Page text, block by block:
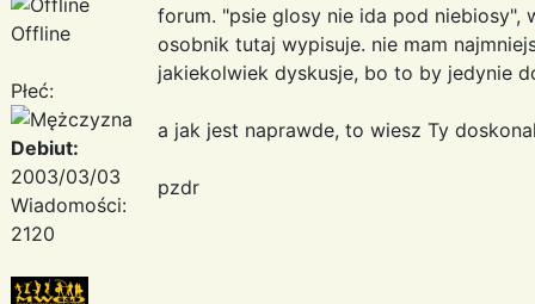
Offline
Płeć:
Debiut:
2003/03/03
Wiadomości:
2120
forum. "psie glosy nie ida pod
osobnik tutaj wypisuje. nie mam
jakiekolwiek dyskusje, bo to by jedynie
a jak jest naprawde, to wiesz Ty
pzdr